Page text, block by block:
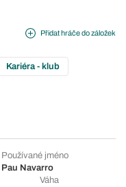
Přidat hráče do záložek
Kariéra - klub
Používané jméno
Pau Navarro
Váha